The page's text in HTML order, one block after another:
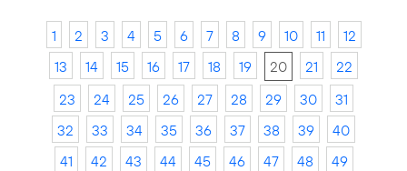
1 2 3 4 5 6 7 8 9 10 11
12
13
14 15 16 17 18 19 20 21
22
23
24 25 26 27 28 29 30
31
32
33 34 35 36 37 38 39
40
41
42 43 44 45 46 47 48
49